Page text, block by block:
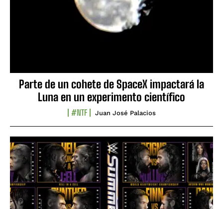
Parte de un cohete de SpaceX impactará la
Luna en un experimento científico
#NTF Juan José Palacios